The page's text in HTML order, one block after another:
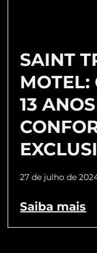
SAINT
MOTEL:
13
27 de julho de
Saiba mais